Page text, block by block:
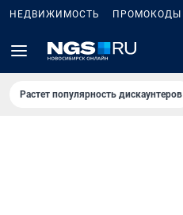
НЕДВИЖИМОСТЬ ПРОМОКОДЫ
Растет популярность дискаунтеров